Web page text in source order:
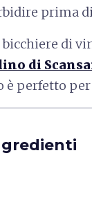
prima
bicchiere di
di
è perfetto